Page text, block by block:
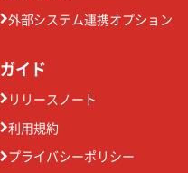
外部システム連携オプション
ガイド
リリースノート
利用規約
プライバシーポリシー